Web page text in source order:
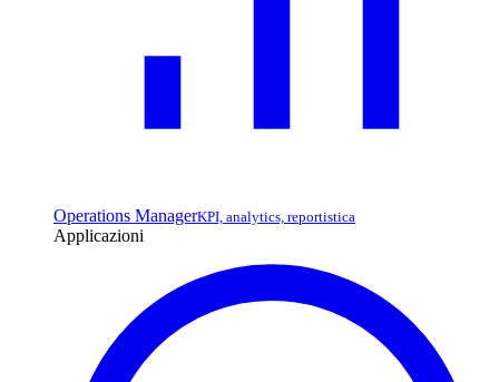
Operations ManagerKPI, analytics, reportistica
Applicazioni